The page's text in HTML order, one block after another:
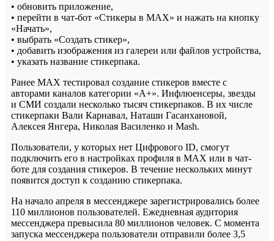
• обновить приложение,
• перейти в чат-бот «Стикеры в MAX» и нажать на кнопку
«Начать»,
• выбрать «Создать стикер»,
• добавить изображения из галереи или файлов устройства,
• указать название стикерпака.
Ранее MAX тестировал создание стикеров вместе с
авторами каналов категории «А+». Инфлюенсеры, звезды
и СМИ создали несколько тысяч стикерпаков. В их числе
стикерпаки Вали Карнавал, Наташи Гасанхановой,
Алексея Янгера, Николая Василенко и Mash.
Пользователи, у которых нет Цифрового ID, смогут
подключить его в настройках профиля в MAX или в чат-
боте для создания стикеров. В течение нескольких минут
появится доступ к созданию стикерпака.
На начало апреля в мессенджере зарегистрировались более
110 миллионов пользователей. Ежедневная аудитория
мессенджера превысила 80 миллионов человек. С момента
запуска мессенджера пользователи отправили более 3,5